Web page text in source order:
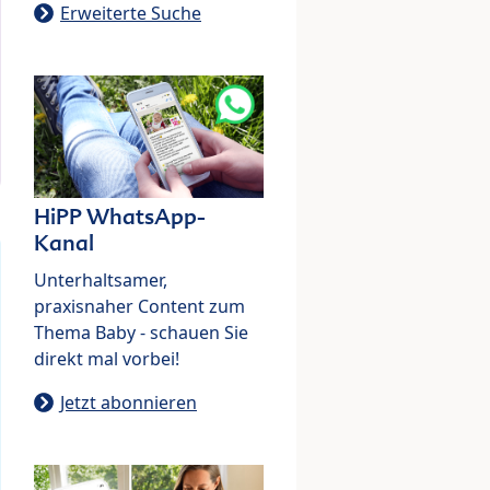
Erweiterte Suche
HiPP WhatsApp-
Kanal
Unterhaltsamer,
praxisnaher Content zum
Thema Baby - schauen Sie
direkt mal vorbei!
Jetzt abonnieren